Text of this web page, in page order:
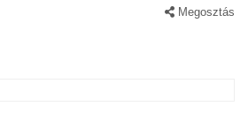
Megosztás